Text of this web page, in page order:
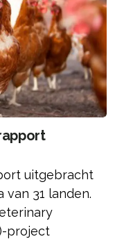
uitgebracht
van 31 landen.
project